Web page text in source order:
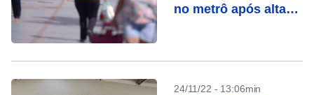
no metrô após alta
24/11/22 - 13:06min